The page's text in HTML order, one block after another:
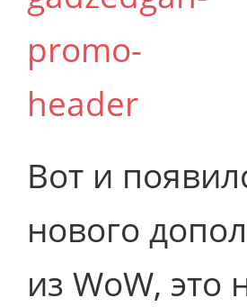
Вот и
нового
из WoW, это